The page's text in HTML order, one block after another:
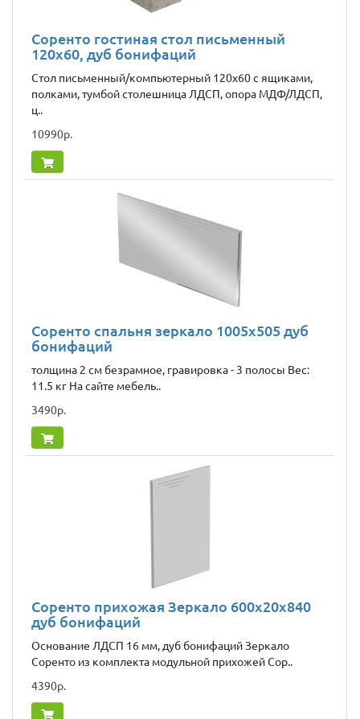
Соренто гостиная стол письменный
120x60, дуб бонифаций
Стол письменный/компьютерный 120х60 с ящиками,
полками, тумбой столешница ЛДСП, опора МДФ/ЛДСП,
ц..
10990р.
Соренто спальня зеркало 1005х505 дуб
бонифаций
толщина 2 см безрамное, гравировка - 3 полосы Вес:
11.5 кг На сайте мебель..
3490р.
Соренто прихожая Зеркало 600x20x840
дуб бонифаций
Основание ЛДСП 16 мм, дуб бонифаций Зеркало
Соренто из комплекта модульной прихожей Сор..
4390р.